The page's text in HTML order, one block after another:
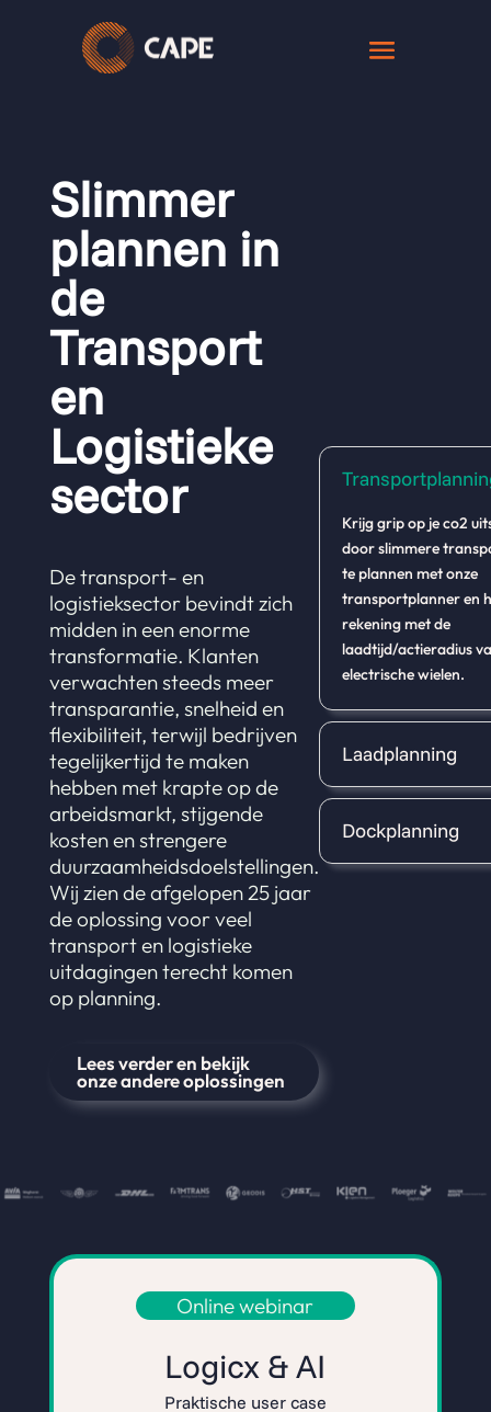
Slimmer
plannen in
de
Transport
en
Logistieke
sector
De transport- en
logistieksector bevindt zich
midden in een enorme
transformatie. Klanten
verwachten steeds meer
transparantie, snelheid en
flexibiliteit, terwijl bedrijven
tegelijkertijd te maken
hebben met krapte op de
arbeidsmarkt, stijgende
kosten en strengere
duurzaamheidsdoelstellingen.
Wij zien de afgelopen 25 jaar
de oplossing voor veel
transport en logistieke
uitdagingen terecht komen
op planning.
Lees verder en bekijk
onze andere oplossingen
Krijg grip op je co2
door slimmere
te plannen met onze
transportplanner en
rekening met de
laadtijd/actieradius
electrische wielen.
Laadplanning
Dockplanning
Online webinar
Logicx & AI
Praktische user case